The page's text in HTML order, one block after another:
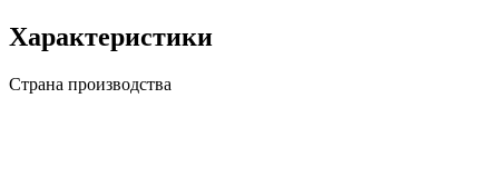
Характеристики
Страна производства